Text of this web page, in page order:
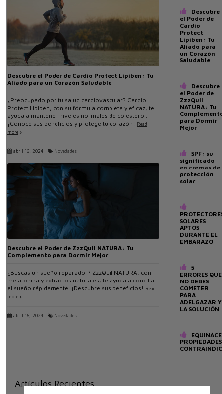
Descubre el Poder de Cardio Protect Lipiben: Tu
Aliado para un Corazón Saludable
¿Preocupado por tu salud cardiovascular? Cardio
Protect Lipiben, con su fórmula completa y eficaz, te
ayuda a mantener niveles normales de colesterol.
¡Conoce sus beneficios y protege tu corazón! Read
more
abril 16, 2024 Novedades
Descubre el Poder de ZzzQuil NATURA: Tu
Complemento para Dormir Mejor
¿Buscas un sueño reparador? ZzzQuil NATURA, con
melatonina y extractos naturales, te ayuda a conciliar
el sueño rápidamente. ¡Descubre sus beneficios! Read
more
abril 16, 2024 Novedades
Descubre
el Poder de
Cardio
Protect
Lipiben: Tu
Aliado para
un Corazón
Saludable
Descubre
el Poder de
ZzzQuil
NATURA: Tu
para Dormir
Mejor
SPF: su
significado
en cremas de
protección
solar
SOLARES
APTOS
DURANTE EL
EMBARAZO
5
ERRORES QUE
NO DEBES
COMETER
PARA
ADELGAZAR Y
LA SOLUCIÓN
Artículos Recientes